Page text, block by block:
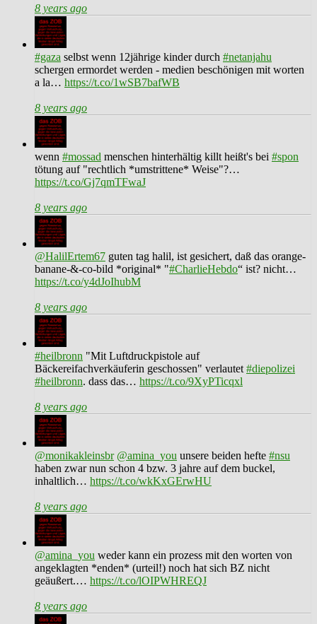
8 years ago
#gaza selbst wenn 12jährige kinder durch #netanjahu
schergen ermordet werden - medien beschönigen mit worten
a la… https://t.co/1wSB7bafWB
8 years ago
wenn #mossad menschen hinterhältig killt heißt's bei #spon
tötung auf "rechtlich *umstrittene* Weise"?…
https://t.co/Gj7qmTFwaJ
8 years ago
@HalilErtem67 guten tag halil, ist gesichert, daß das orange-
banane-&-co-bild *original* "#CharlieHebdo“ ist? nicht…
https://t.co/y4dJoIhubM
8 years ago
#heilbronn "Mit Luftdruckpistole auf
Bäckereifachverkäuferin geschossen" verlautet #diepolizei
#heilbronn. dass das… https://t.co/9XyPTicqxl
8 years ago
@monikakleinsbr @amina_you unsere beiden hefte #nsu
haben zwar nun schon 4 bzw. 3 jahre auf dem buckel,
inhaltlich… https://t.co/wkKxGErwHU
8 years ago
@amina_you weder kann ein prozess mit den worten von
angeklagten *enden* (urteil!) noch hat sich BZ nicht
geäußert.… https://t.co/lOIPWHREQJ
8 years ago